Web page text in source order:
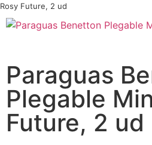
Rosy Future, 2 ud
Paraguas
Plegable
Future, 2 ud